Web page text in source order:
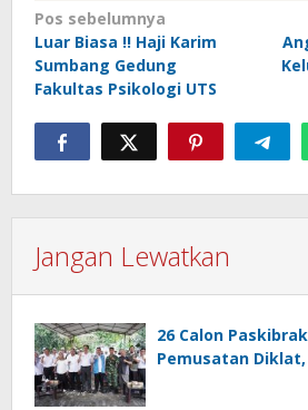
Navigasi
pos
Pos sebelumnya
Luar Biasa !! Haji Karim
Sumbang Gedung
Fakultas Psikologi UTS
Jangan Lewatkan
26 Calon
Pemusatan